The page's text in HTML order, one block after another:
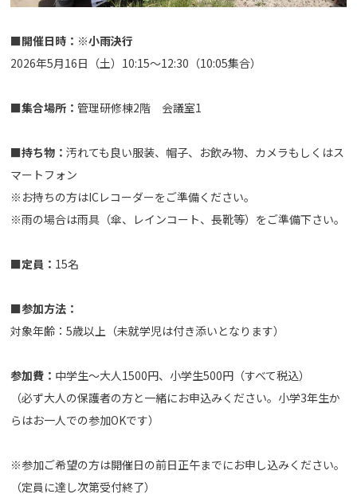
■開催日時：※小雨決行
2026年5月16日（土）10:15～12:30（10:05集合）
■集合場所：管理研修棟2階 会議室1
■持ち物：汚れても良い服装、帽子、お飲み物、カメラもしくはス
マートフォン
※お持ちの方はICレコーダーをご準備ください。
※雨の場合は雨具（傘、レインコート、長靴等）をご準備下さい。
■定員： 15名
■参加方法：
対象年齢：5歳以上（未就学児は付き添いとなります）
参加費： 中学生～大人1500円、小学生500円（すべて税込）
（必ず大人の保護者の方と一緒にお申込みください。小学3年生か
らはお一人での参加OKです）
※参加ご希望の方は開催日の前日正午までにお申し込みください。
（定員に達し次第受付終了）